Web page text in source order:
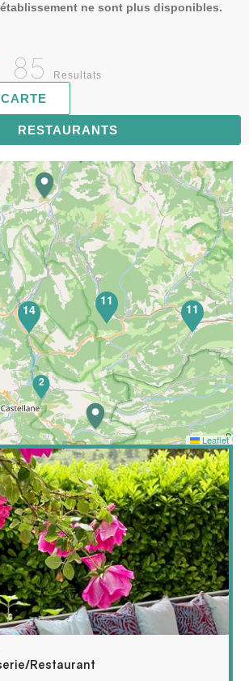
ne sont plus disponibles.
85 Resultats
RESTAURANTS
à la sortie de la route des Crêtes,
: un incontournable.
Restaurant
2
14
11
11
17
Leaflet